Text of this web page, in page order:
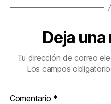
Deja
Tu dirección de correo
Los campos
Comentario *